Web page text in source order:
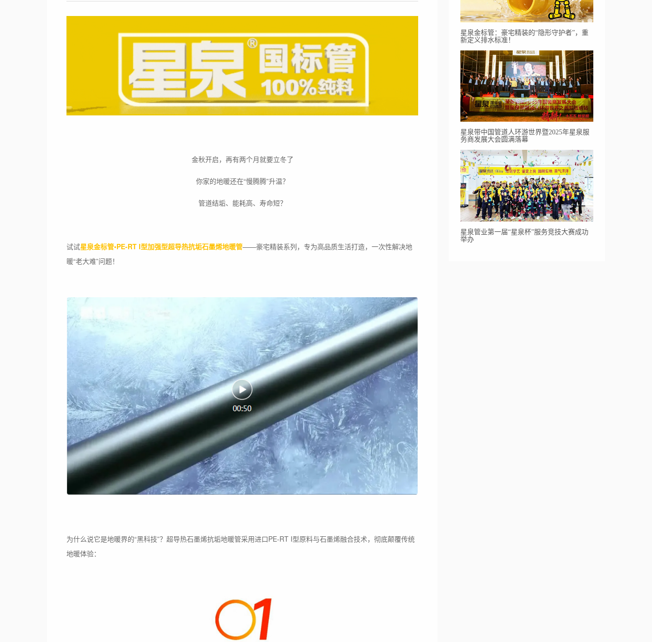
金秋开启，再有两个月就要立冬了
你家的地暖还在“慢腾腾”升温？
管道结垢、能耗高、寿命短？
试试星泉金标管•PE-RT I型加强型超导热抗垢石墨烯地暖管——豪宅精装系列，专为高品质生活打造，一次性解决地
暖“老大难”问题！
为什么说它是地暖界的“黑科技”？超导热石墨烯抗垢地暖管采用进口PE-RT I型原料与石墨烯融合技术，彻底颠覆传统
地暖体验：
星泉金标管：豪宅精装的“隐形守护者”，重
新定义排水标准！
星泉带中国管道人环游世界暨2025年星泉服
务商发展大会圆满落幕
星泉管业第一届“星泉杯”服务竞技大赛成功
举办